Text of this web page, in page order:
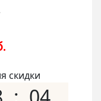
скидки